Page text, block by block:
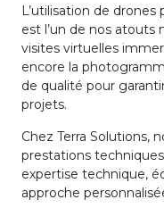
L’utilisation de
est l’un de nos atouts
visites virtuelles
encore la
de qualité pour
projets.
Chez Terra Solutions,
prestations
expertise technique,
approche